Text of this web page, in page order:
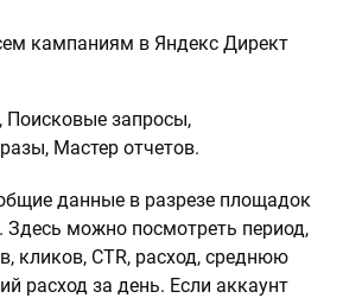
Поисковые запросы,
Мастер отчетов.
данные в разрезе площадок
Здесь можно посмотреть период,
кликов, CTR, расход, среднюю
расход за день. Если аккаунт